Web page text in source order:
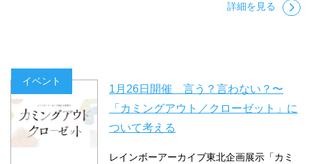
詳細を見る
イベント
1月26日開催 言う？言わない？〜
「カミングアウト／クローゼット」に
ついて考える
レインボーアーカイブ東北企画展示「カミ